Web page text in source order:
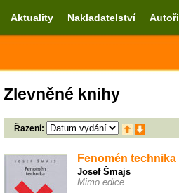
Aktuality Nakladatelství Autoři
Zlevněné knihy
Řazení:
Fenomén technika
Josef Šmajs
Mimo edice